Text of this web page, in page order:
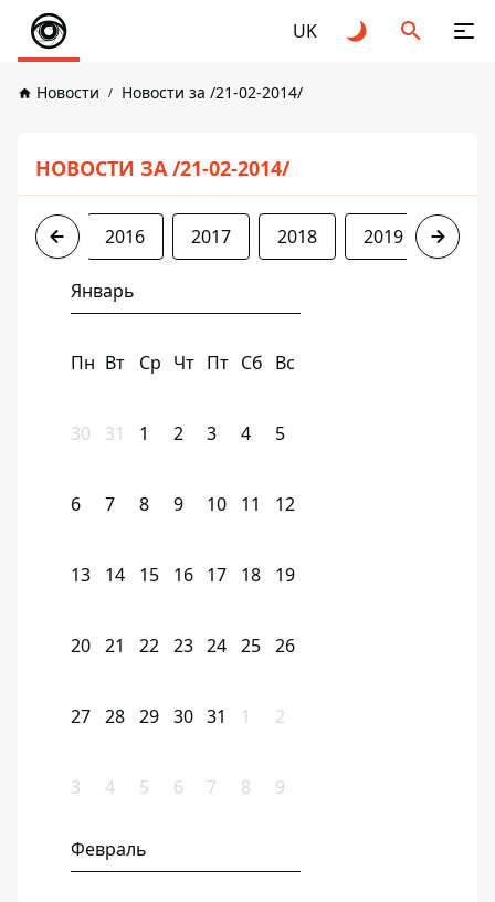
UK
Новости Новости за /21-02-2014/
НОВОСТИ ЗА /21-02-2014/
2014 2016 2017 2018 2019 2020
Январь
Пн Вт Ср Чт Пт Сб Вс
30 31 1 2 3 4 5
6 7 8 9 10 11 12
13 14 15 16 17 18 19
20 21 22 23 24 25 26
27 28 29 30 31 1 2
3 4 5 6 7 8 9
Февраль